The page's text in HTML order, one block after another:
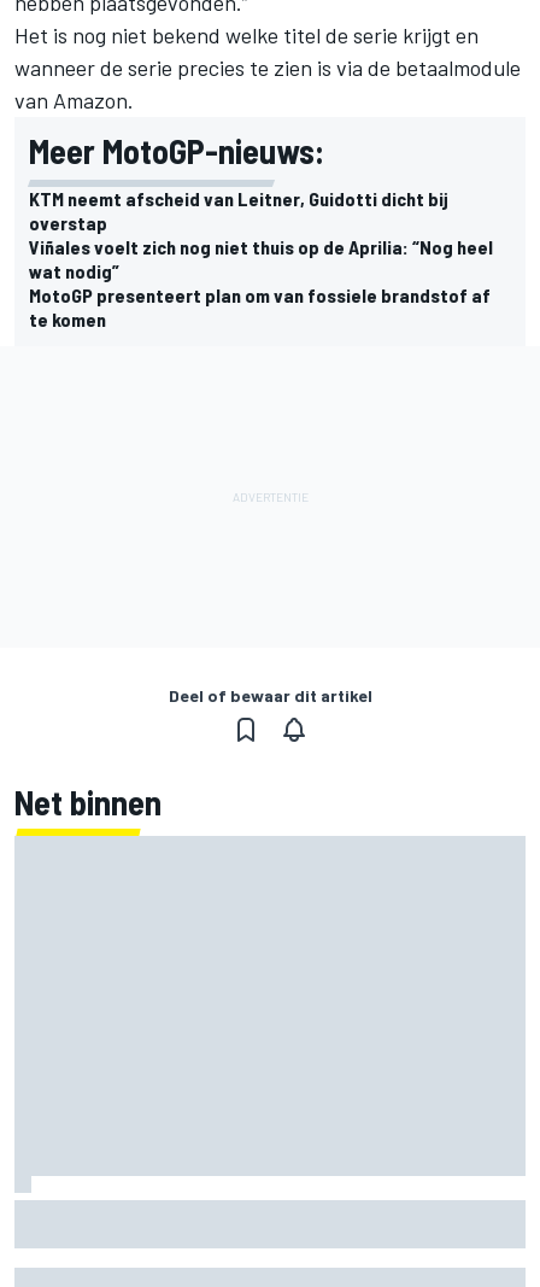
Het is nog niet bekend welke titel de serie krijgt en
wanneer de serie precies te zien is via de betaalmodule
van Amazon.
Meer MotoGP-nieuws:
KTM neemt afscheid van Leitner, Guidotti dicht bij
overstap
Viñales voelt zich nog niet thuis op de Aprilia: “Nog heel
wat nodig”
MotoGP presenteert plan om van fossiele brandstof af
te komen
Deel of bewaar dit artikel
Net binnen